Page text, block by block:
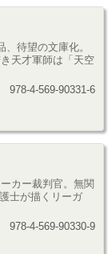
、待望の文庫化。
天才軍師は「天空
978-4-569-90331-6
カー裁判官。無関
士が描くリーガ
978-4-569-90330-9